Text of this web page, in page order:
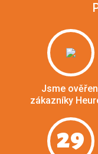
Jsme
zákazníky
29